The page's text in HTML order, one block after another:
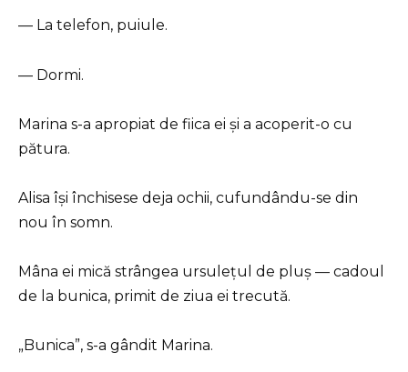
— La telefon, puiule.
— Dormi.
Marina s-a apropiat de fiica ei și a acoperit-o cu
pătura.
Alisa își închisese deja ochii, cufundându-se din
nou în somn.
Mâna ei mică strângea ursulețul de pluș — cadoul
de la bunica, primit de ziua ei trecută.
„Bunica”, s-a gândit Marina.